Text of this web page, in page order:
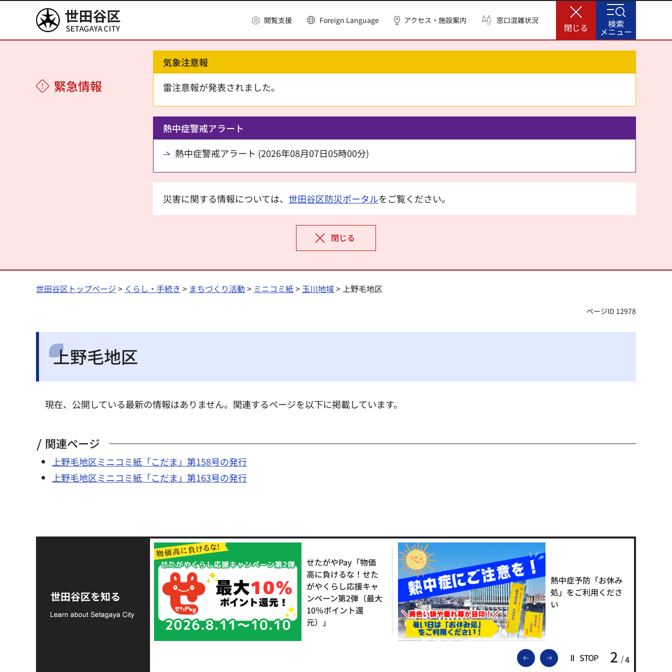
世田谷区 閲覧支援 Foreign Language アクセス・施設案内 窓口混雑状況
閉じる
緊急情報
気象注意報
雷注意報が発表されました。
熱中症警戒アラート
熱中症警戒アラート (2026年08月07日05時00分)
災害に関する情報については、 世田谷区防災ポータルをご覧ください。
閉じる
検索
メニュー
世田谷区トップページ > くらし・手続き > まちづくり活動 > ミニコミ紙> 玉川地域> 上野毛地区
ページID 12978
上野毛地区
現在、公開している最新の情報はありません。関連するページを以下に掲載しています。
関連ページ
上野毛地区ミニコミ紙「こだま」第158号の発行
上野毛地区ミニコミ紙「こだま」第163号の発行
世田谷区を知る
前のスライドを表示
次のスライドを表示
STOP 2 4
支援金の募集につい
て
せたがやPay「物価
高に負けるな！せた
がやくらし応援キャ
ンペーン第2弾（最大
10％ポイント還
元）」
熱中症予防「お休み
処」をご利用くださ
い